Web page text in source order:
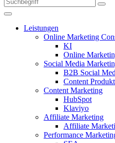
Leistungen
Online Marketing
KI
Online
Social Media
B2B Social
Content
Content Marketing
HubSpot
Klaviyo
Affiliate Marketing
Affiliate
Performance